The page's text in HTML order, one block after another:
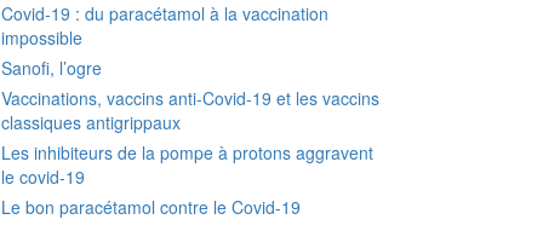
Covid-19 : du paracétamol à la vaccination
impossible
Sanofi, l’ogre
Vaccinations, vaccins anti-Covid-19 et les vaccins
classiques antigrippaux
Les inhibiteurs de la pompe à protons aggravent
le covid-19
Le bon paracétamol contre le Covid-19